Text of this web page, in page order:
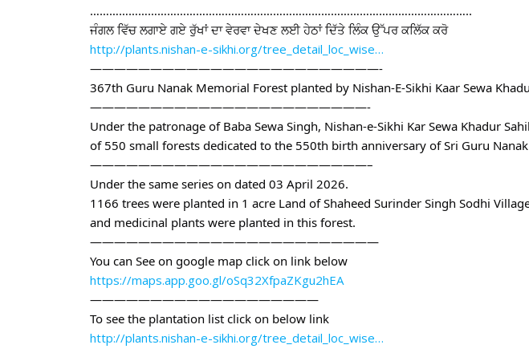
………………………………………………………………………………………………………..
ਜੰਗਲ ਵਿੱਚ ਲਗਾਏ ਗਏ ਰੁੱਖਾਂ ਦਾ ਵੇਰਵਾ ਦੇਖਣ ਲਈ ਹੇਠਾਂ ਦਿੱਤੇ ਲਿੰਕ ਉੱਪਰ ਕਲਿੱਕ ਕਰੋ
http://plants.nishan-e-sikhi.org/tree_detail_loc_wise…
————————————————————————-
367th Guru Nanak Memorial Forest planted by Nishan-E-Sikhi Kaar Sewa
———————————————————————-
Under the patronage of Baba Sewa Singh, Nishan-e-Sikhi Kar Sewa Khadur
of 550 small forests dedicated to the 550th birth anniversary of Sri Guru Nanak
———————————————————————–
Under the same series on dated 03 April 2026.
1166 trees were planted in 1 acre Land of Shaheed Surinder Singh Sodhi
and medicinal plants were planted in this forest.
————————————————————————
You can See on google map click on link below
https://maps.app.goo.gl/oSq32XfpaZKgu2hEA
———————————————————
To see the plantation list click on below link
http://plants.nishan-e-sikhi.org/tree_detail_loc_wise…